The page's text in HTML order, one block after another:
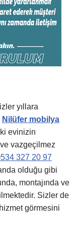
yıllara
Nilüfer mobilya
evinizin
vazgeçilmez
327 20 97
olduğu gibi
montajında ve
Sizler de
görmesini